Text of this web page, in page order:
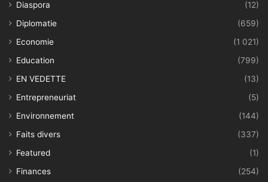
Diaspora
(12)
Diplomatie
(659)
Economie
(1 021)
Education
(799)
EN VEDETTE
(13)
Entrepreneuriat
(5)
Environnement
(144)
Faits divers
(337)
Featured
(1)
Finances
(254)